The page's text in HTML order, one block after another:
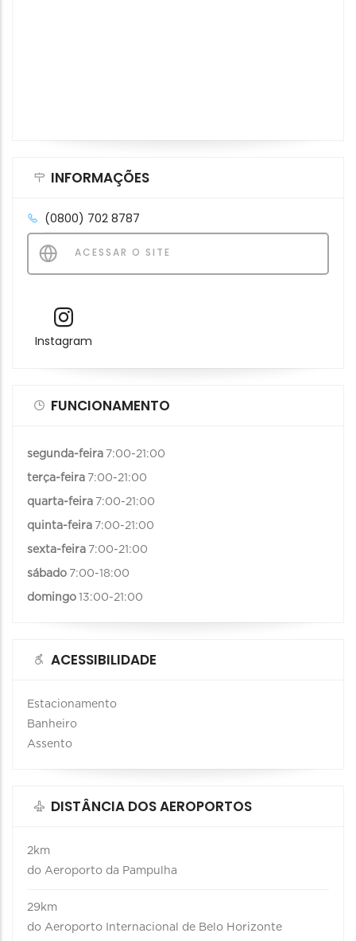
INFORMAÇÕES
(0800) 702 8787
ACESSAR O SITE
Instagram
FUNCIONAMENTO
segunda-feira 7:00-21:00
terça-feira 7:00-21:00
quarta-feira 7:00-21:00
quinta-feira 7:00-21:00
sexta-feira 7:00-21:00
sábado 7:00-18:00
domingo 13:00-21:00
ACESSIBILIDADE
Estacionamento
Banheiro
Assento
DISTÂNCIA DOS AEROPORTOS
2km
do Aeroporto da Pampulha
29km
do Aeroporto Internacional de Belo Horizonte